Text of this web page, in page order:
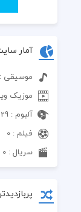
آمار
موسیقی :
موزیک
آلبوم : 29
فیلم : 0
سریال : 0